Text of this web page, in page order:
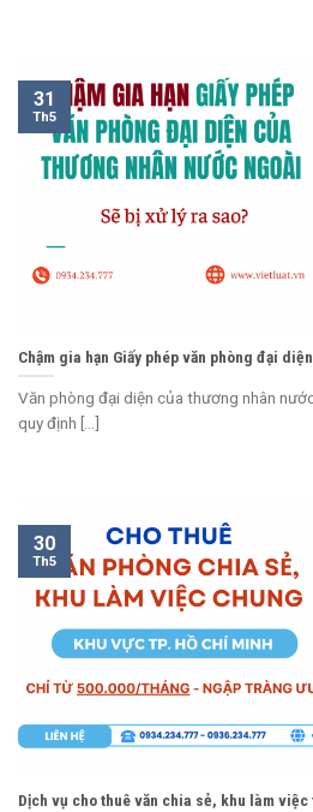
Chậm gia hạn Giấy phép văn phòng đại
Văn phòng đại diện của thương nhân
quy định [...]
31
Th5
Dịch vụ cho thuê văn chia sẻ, khu làm việc
30
Th5